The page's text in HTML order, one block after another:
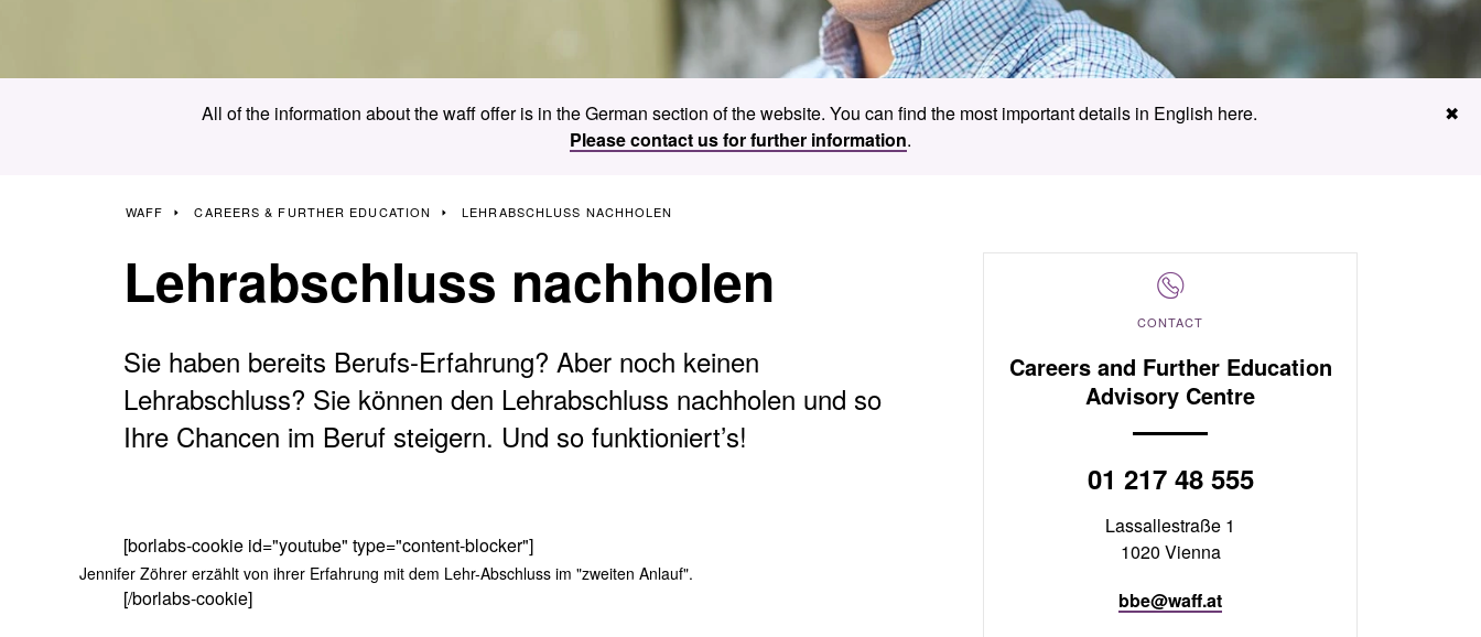
✖
All of the information about the waff offer is in the German section of the website. You can find the most important details in English here.
Please contact us for further information.
WAFF CAREERS & FURTHER EDUCATION LEHRABSCHLUSS NACHHOLEN
Lehrabschluss nachholen
Sie haben bereits Berufs-Erfahrung? Aber noch keinen
Lehrabschluss? Sie können den Lehrabschluss nachholen und so
Ihre Chancen im Beruf steigern. Und so funktioniert’s!
[borlabs-cookie id="youtube" type="content-blocker"]
Jennifer Zöhrer erzählt von ihrer Erfahrung mit dem Lehr-Abschluss im "zweiten Anlauf".
[/borlabs-cookie]
CONTACT
Careers and Further Education
Advisory Centre
01 217 48 555
Lassallestraße 1
1020 Vienna
bbe@waff.at